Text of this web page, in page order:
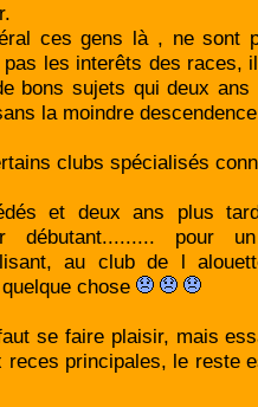
ces gens là , ne sont
pas les interêts des races,
bons sujets qui deux
la moindre
clubs spécialisés
et deux ans plus
débutant......... pour
au club de l
chose
se faire plaisir, mais
reces principales, le reste